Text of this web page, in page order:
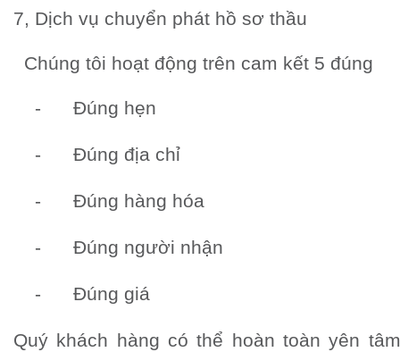
7, Dịch vụ chuyển phát hồ sơ thầu
Chúng tôi hoạt động trên cam kết 5 đúng
- Đúng hẹn
- Đúng địa chỉ
- Đúng hàng hóa
- Đúng người nhận
- Đúng giá
Quý khách hàng có thể hoàn toàn yên